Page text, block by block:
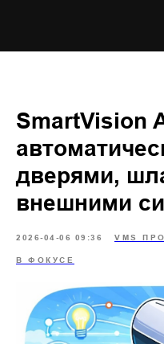
SmartVision
дверями,
внешними
2026-04-06 09:36 VMS
В ФОКУСЕ